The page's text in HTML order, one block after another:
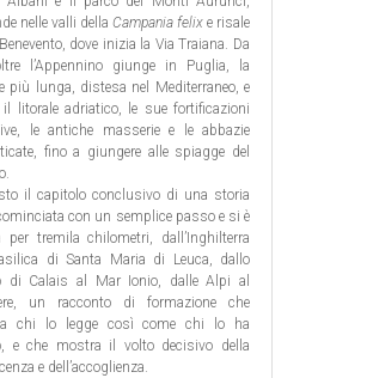
nelle valli della Campania felix e risale
dove inizia la Via Traiana. Da
l’Appennino giunge in Puglia, la
più lunga, distesa nel Mediterraneo, e
il litorale adriatico, le sue fortificazioni
le antiche masserie e le abbazie
fino a giungere alle spiagge del
il capitolo conclusivo di una storia
con un semplice passo e si è
per tremila chilometri, dall’Inghilterra
di Santa Maria di Leuca, dallo
di Calais al Mar Ionio, dalle Alpi al
un racconto di formazione che
chi lo legge così come chi lo ha
e che mostra il volto decisivo della
e dell’accoglienza.